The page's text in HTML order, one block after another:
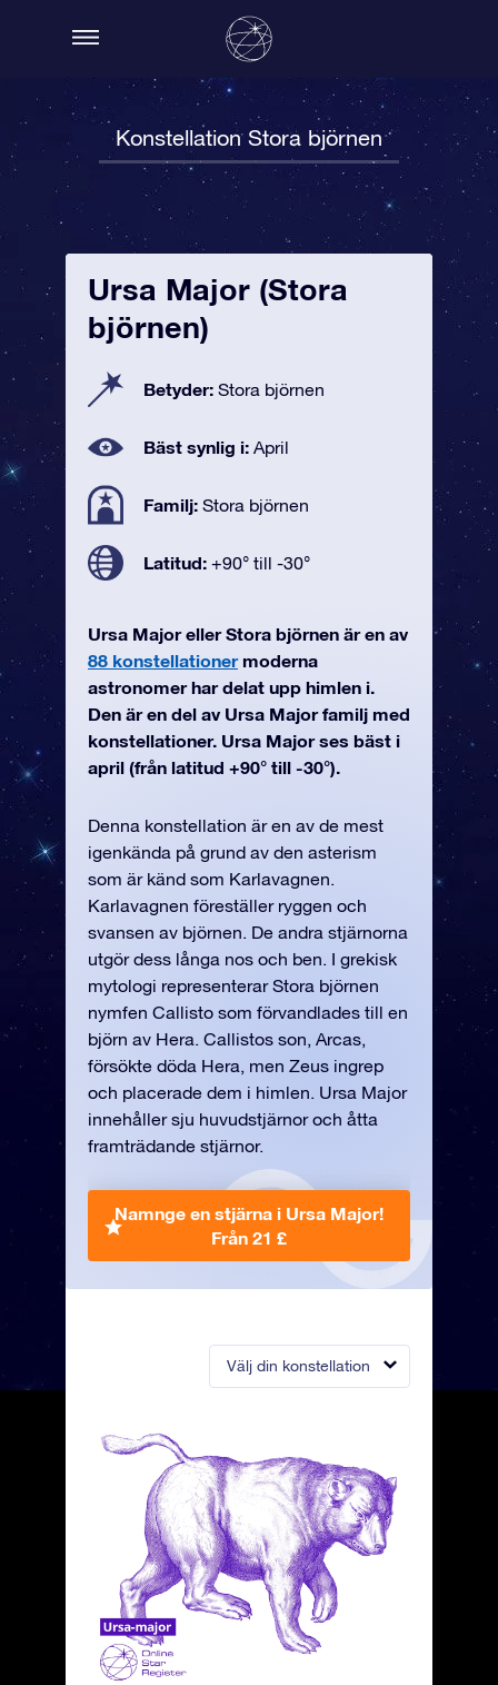
Konstellation Stora björnen
Välj din konstellation
Ursa Major (Stora
björnen)
Betyder: Stora björnen
Bäst synlig i: April
Familj: Stora björnen
Latitud: +90° till -30°
Ursa Major eller Stora björnen är en av
88 konstellationermoderna
astronomer har delat upp himlen i.
Den är en del av Ursa Major familj med
konstellationer. Ursa Major ses bäst i
april (från latitud +90° till -30°).
Denna konstellation är en av de mest
igenkända på grund av den asterism
som är känd som Karlavagnen.
Karlavagnen föreställer ryggen och
svansen av björnen. De andra stjärnorna
utgör dess långa nos och ben. I grekisk
mytologi representerar Stora björnen
nymfen Callisto som förvandlades till en
björn av Hera. Callistos son, Arcas,
försökte döda Hera, men Zeus ingrep
och placerade dem i himlen. Ursa Major
innehåller sju huvudstjärnor och åtta
framträdande stjärnor.
Namnge en stjärna i Ursa Major!
Från 21 £